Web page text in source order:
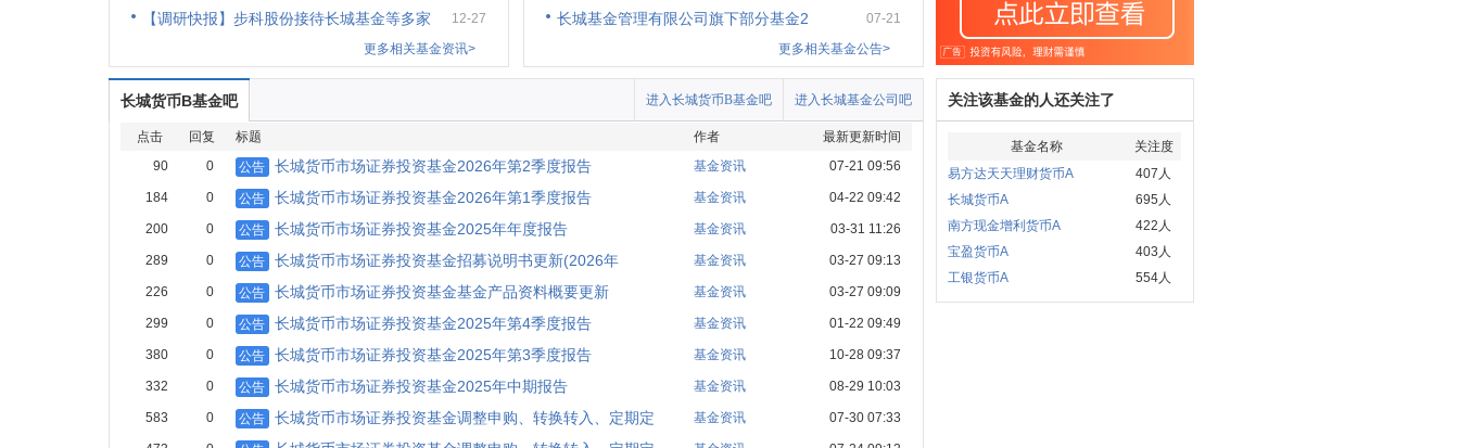
【调研快报】步科股份接待长城基金等多家
12-27
更多相关基金资讯>
长城基金管理有限公司旗下部分基金2
07-21
更多相关基金公告>
长城货币B基金吧 进入长城基金公司吧
进入长城货币B基金吧
点击 回复 标题 作者
最新更新时间
90
0 公告 长城货币市场证券投资基金2026年第2季度报告 基金资讯 07-21 09:56
184 0 公告 长城货币市场证券投资基金2026年第1季度报告 基金资讯 04-22 09:42
200 0 公告 长城货币市场证券投资基金2025年年度报告 基金资讯 03-31 11:26
289 0 公告 长城货币市场证券投资基金招募说明书更新(2026年 基金资讯 03-27 09:13
226 0 公告 长城货币市场证券投资基金基金产品资料概要更新 基金资讯 03-27 09:09
299 0 公告 长城货币市场证券投资基金2025年第4季度报告 基金资讯 01-22 09:49
380 0 公告 长城货币市场证券投资基金2025年第3季度报告 基金资讯 10-28 09:37
332 0 公告 长城货币市场证券投资基金2025年中期报告 基金资讯 08-29 10:03
583 0 公告 长城货币市场证券投资基金调整申购、转换转入、定期定 基金资讯 07-30 07:33
关注该基金的人还关注了
基金名称
关注度
易方达天天理财货币A
407人
长城货币A
695人
南方现金增利货币A
422人
宝盈货币A
403人
工银货币A
554人